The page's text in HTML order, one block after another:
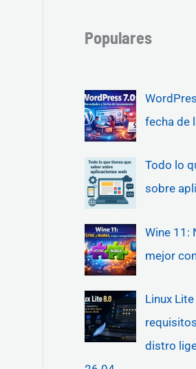
Populares
fecha de
Todo lo
sobre
Wine 11:
mejor
Linux
distro